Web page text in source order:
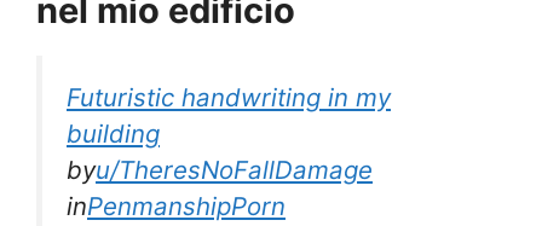
nel mio edificio
Futuristic handwriting in my
building
byu/TheresNoFallDamage
inPenmanshipPorn